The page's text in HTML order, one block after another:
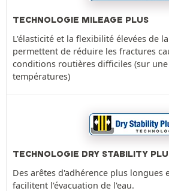
TECHNOLOGIE MILEAGE PLUS
L'élasticité et la flexibilité élevées de
permettent de réduire les fractures
conditions routières difficiles (sur
températures)
TECHNOLOGIE DRY STABILITY
Des arêtes d'adhérence plus longues
facilitent l'évacuation de l'eau.